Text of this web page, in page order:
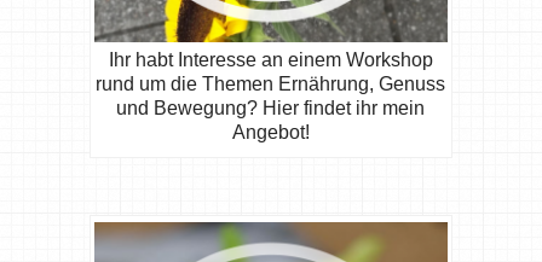
Ihr habt Interesse an einem Workshop
rund um die Themen Ernährung, Genuss
und Bewegung? Hier findet ihr mein
Angebot!